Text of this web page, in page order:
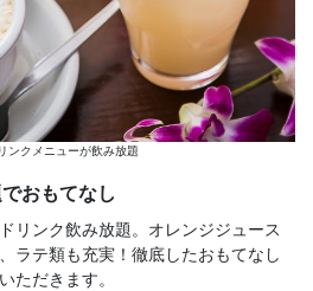
ンクメニューが飲み放題
おもてなし
リンク飲み放題。オレンジジュース
ラテ類も充実！徹底したおもてなし
ただきます。